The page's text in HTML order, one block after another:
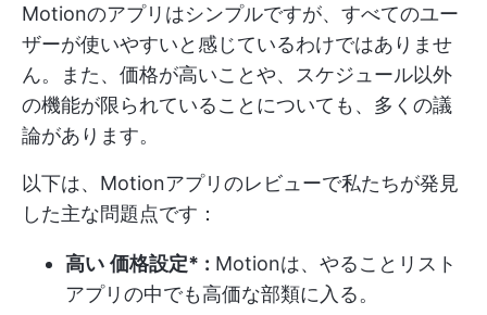
Motionのアプリはシンプルですが、すべてのユー
ザーが使いやすいと感じているわけではありませ
ん。また、価格が高いことや、スケジュール以外
の機能が限られていることについても、多くの議
論があります。
以下は、Motionアプリのレビューで私たちが発見
した主な問題点です：
高い 価格設定* : Motionは、やることリスト
アプリの中でも高価な部類に入る。